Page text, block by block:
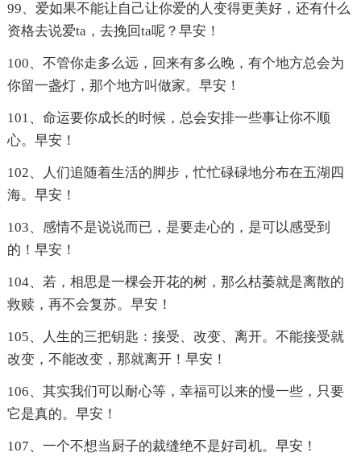
99、爱如果不能让自己让你爱的人变得更美好，还有什么
资格去说爱ta，去挽回ta呢？早安！
100、不管你走多么远，回来有多么晚，有个地方总会为
你留一盏灯，那个地方叫做家。早安！
101、命运要你成长的时候，总会安排一些事让你不顺
心。早安！
102、人们追随着生活的脚步，忙忙碌碌地分布在五湖四
海。早安！
103、感情不是说说而已，是要走心的，是可以感受到
的！早安！
104、若，相思是一棵会开花的树，那么枯萎就是离散的
救赎，再不会复苏。早安！
105、人生的三把钥匙：接受、改变、离开。不能接受就
改变，不能改变，那就离开！早安！
106、其实我们可以耐心等，幸福可以来的慢一些，只要
它是真的。早安！
107、一个不想当厨子的裁缝绝不是好司机。早安！